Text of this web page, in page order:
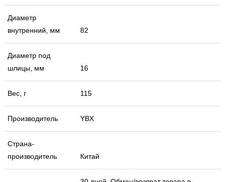
Диаметр
внутренний, мм
82
Диаметр под
шлицы, мм
16
Вес, г 115
Производитель YBX
Страна-
производитель
Китай